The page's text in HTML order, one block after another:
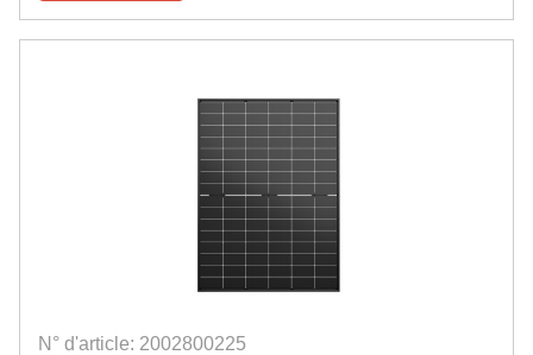
N° d'article: 2002800225